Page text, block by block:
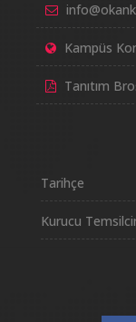
Kampüs
Tanıtım
Tarihçe
Kurucu